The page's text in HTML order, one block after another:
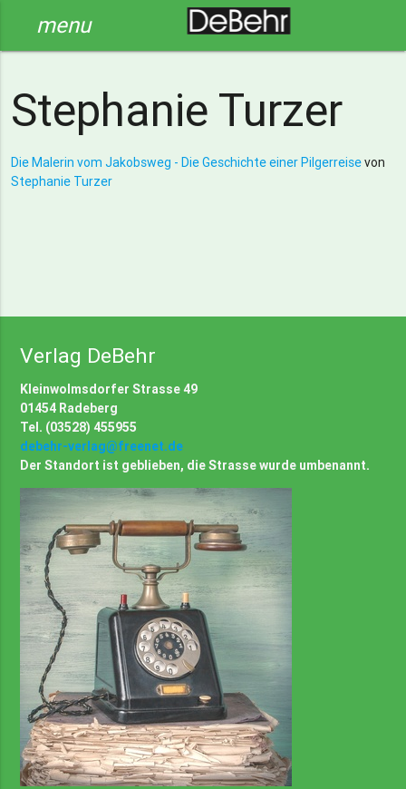
menu
Stephanie Turzer
Die Malerin vom Jakobsweg - Die Geschichte einer Pilgerreisevon
Stephanie Turzer
Verlag DeBehr
Kleinwolmsdorfer Strasse 49
01454 Radeberg
Tel. (03528) 455955
debehr-verlag@freenet.de
Der Standort ist geblieben, die Strasse wurde umbenannt.